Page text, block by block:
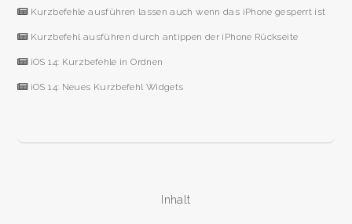
Kurzbefehle ausführen lassen auch wenn das iPhone gesperrt ist
Kurzbefehl ausführen durch antippen der iPhone Rückseite
iOS 14: Kurzbefehle in Ordnen
iOS 14: Neues Kurzbefehl Widgets
Inhalt